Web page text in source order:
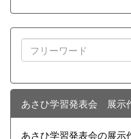
あさひ学習発表会 展示
あさひ学習発表会の展